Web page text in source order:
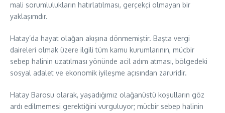
mali sorumlulukların hatırlatılması, gerçekçi olmayan bir
yaklaşımdır.
Hatay’da hayat olağan akışına dönmemiştir. Başta vergi
daireleri olmak üzere ilgili tüm kamu kurumlarının, mücbir
sebep halinin uzatılması yönünde acil adım atması, bölgedeki
sosyal adalet ve ekonomik iyileşme açısından zaruridir.
Hatay Barosu olarak, yaşadığımız olağanüstü koşulların göz
ardı edilmemesi gerektiğini vurguluyor; mücbir sebep halinin